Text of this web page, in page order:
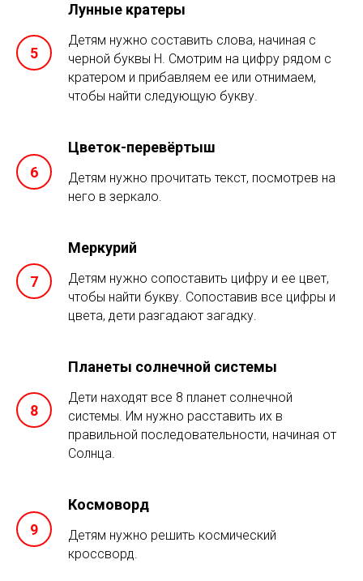
Лунные кратеры
Детям нужно составить слова, начиная с
черной буквы Н. Смотрим на цифру рядом с
кратером и прибавляем ее или отнимаем,
чтобы найти следующую букву.
Цветок-перевёртыш
Детям нужно прочитать текст, посмотрев на
него в зеркало.
Меркурий
Детям нужно сопоставить цифру и ее цвет,
чтобы найти букву. Сопоставив все цифры и
цвета, дети разгадают загадку.
Планеты солнечной системы
Дети находят все 8 планет солнечной
системы. Им нужно расставить их в
правильной последовательности, начиная от
Солнца.
Космоворд
Детям нужно решить космический
кроссворд.